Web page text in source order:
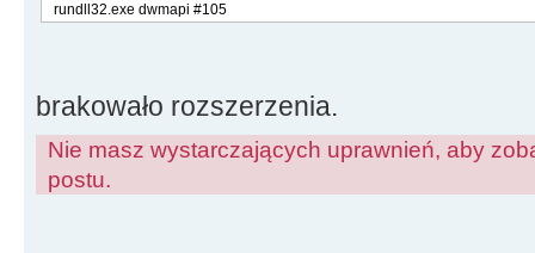
rundll32.exe dwmapi #105
brakowało rozszerzenia.
Nie masz wystarczających uprawnień, aby
postu.